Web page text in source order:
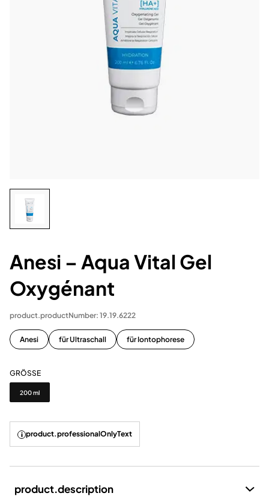
Anesi – Aqua Vital Gel
Oxygénant
product.productNumber: 19.19.6222
Anesi für Ultraschall für Iontophorese
GRÖSSE
Grösse
200 ml
product.professionalOnlyText
product.description